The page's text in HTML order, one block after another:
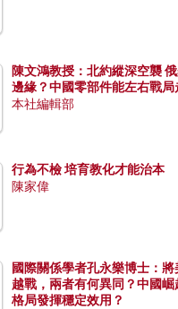
陳文鴻教授：北約縱深空襲
邊緣？中國零部件能左右戰局
本社編輯部
行為不檢 培育教化才能治本
陳家偉
國際關係學者孔永樂博士：
越戰，兩者有何異同？中國
格局發揮穩定效用？